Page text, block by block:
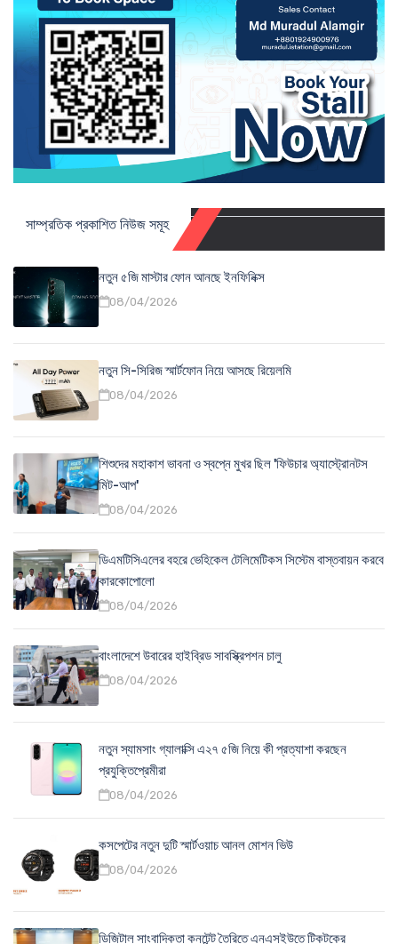
সাম্প্রতিক প্রকাশিত নিউজ সমূহ
নতুন ৫জি মাস্টার ফোন আনছে ইনফিনিক্স
08/04/2026
নতুন সি-সিরিজ স্মার্টফোন নিয়ে আসছে রিয়েলমি
08/04/2026
শিশুদের মহাকাশ ভাবনা ও স্বপ্নে মুখর ছিল 'ফিউচার অ্যাস্ট্রোনটস
মিট-আপ'
08/04/2026
ডিএমটিসিএলের বহরে ভেহিকেল টেলিমেটিকস সিস্টেম বাস্তবায়ন করবে
কারকোপোলো
08/04/2026
বাংলাদেশে উবারের হাইব্রিড সাবস্ক্রিপশন চালু
08/04/2026
নতুন স্যামসাং গ্যালাক্সি এ২৭ ৫জি নিয়ে কী প্রত্যাশা করছেন
প্রযুক্তিপ্রেমীরা
08/04/2026
কসপেটের নতুন দুটি স্মার্টওয়াচ আনল মোশন ভিউ
08/04/2026
ডিজিটাল সাংবাদিকতা কনটেন্ট তৈরিতে এনএসইউতে টিকটকের